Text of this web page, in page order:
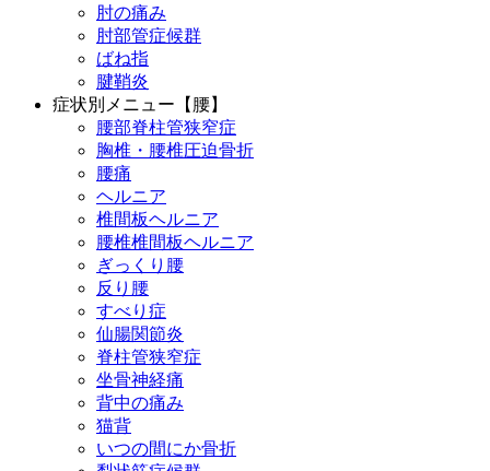
肘の痛み
肘部管症候群
ばね指
腱鞘炎
症状別メニュー【腰】
腰部脊柱管狭窄症
胸椎・腰椎圧迫骨折
腰痛
ヘルニア
椎間板ヘルニア
腰椎椎間板ヘルニア
ぎっくり腰
反り腰
すべり症
仙腸関節炎
脊柱管狭窄症
坐骨神経痛
背中の痛み
猫背
いつの間にか骨折